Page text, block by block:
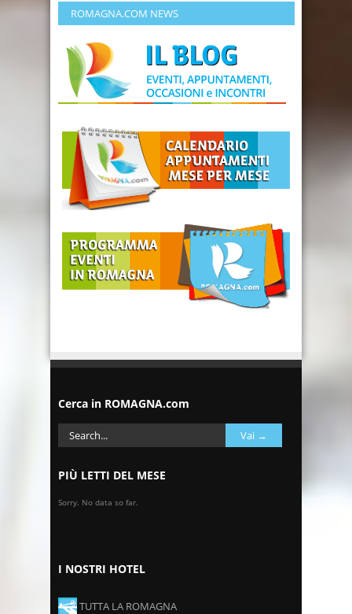
ROMAGNA.COM NEWS
Cerca in ROMAGNA.com
PIÙ LETTI DEL MESE
Sorry. No data so far.
I NOSTRI HOTEL
TUTTA LA ROMAGNA